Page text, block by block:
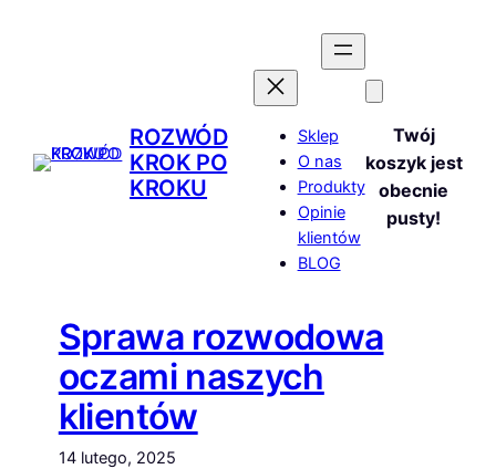
ROZWÓD
KROK PO
KROKU
Sklep
O nas
Produkty
Opinie
klientów
BLOG
Twój
koszyk jest
obecnie
pusty!
Sprawa rozwodowa
oczami naszych
klientów
14 lutego, 2025